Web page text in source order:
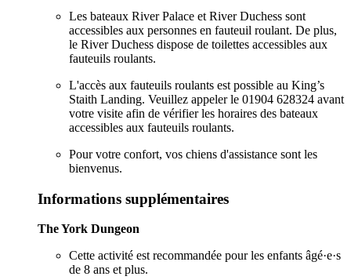
Les bateaux River Palace et River Duchess sont
accessibles aux personnes en fauteuil roulant. De plus,
le River Duchess dispose de toilettes accessibles aux
fauteuils roulants.
L'accès aux fauteuils roulants est possible au King’s
Staith Landing. Veuillez appeler le 01904 628324 avant
votre visite afin de vérifier les horaires des bateaux
accessibles aux fauteuils roulants.
Pour votre confort, vos chiens d'assistance sont les
bienvenus.
Informations supplémentaires
The York Dungeon
Cette activité est recommandée pour les enfants âgé·e·s
de 8 ans et plus.